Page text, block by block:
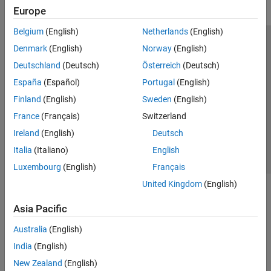
Europe
Belgium (English)
Denmark (English)
Deutschland (Deutsch)
España (Español)
Finland (English)
France (Français)
Ireland (English)
Italia (Italiano)
Luxembourg (English)
Netherlands(English)
Norway(English)
Österreich (Deutsch)
Portugal (English)
Sweden (English)
Switzerland
Deutsch
English
Français
United Kingdom(English)
Asia Pacific
Australia (English)
India (English)
New Zealand (English)
Trust Center Trademarks Privacy Policy
Preventing Piracy
Application Status
Modern Slavery Act Transparency Statement
Contact Us
© 1994-2026 The MathWorks, Inc.
Select a Web Site